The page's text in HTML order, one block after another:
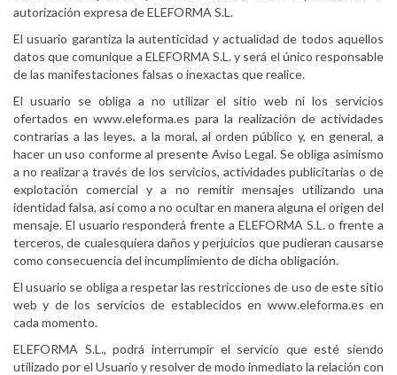
autorización expresa de ELEFORMA S.L.
El usuario garantiza la autenticidad y actualidad de todos aquellos
datos que comunique a ELEFORMA S.L. y será el único responsable
de las manifestaciones falsas o inexactas que realice.
El usuario se obliga a no utilizar el sitio web ni los servicios
ofertados en www.eleforma.es para la realización de actividades
contrarias a las leyes, a la moral, al orden público y, en general, a
hacer un uso conforme al presente Aviso Legal. Se obliga asimismo
a no realizar a través de los servicios, actividades publicitarias o de
explotación comercial y a no remitir mensajes utilizando una
identidad falsa, así como a no ocultar en manera alguna el origen del
mensaje. El usuario responderá frente a ELEFORMA S.L. o frente a
terceros, de cualesquiera daños y perjuicios que pudieran causarse
como consecuencia del incumplimiento de dicha obligación.
El usuario se obliga a respetar las restricciones de uso de este sitio
web y de los servicios de establecidos en www.eleforma.es en
cada momento.
ELEFORMA S.L., podrá interrumpir el servicio que esté siendo
utilizado por el Usuario y resolver de modo inmediato la relación con